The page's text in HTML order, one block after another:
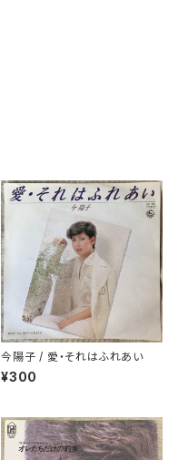
今陽子 / 愛・それはふれあい
¥300